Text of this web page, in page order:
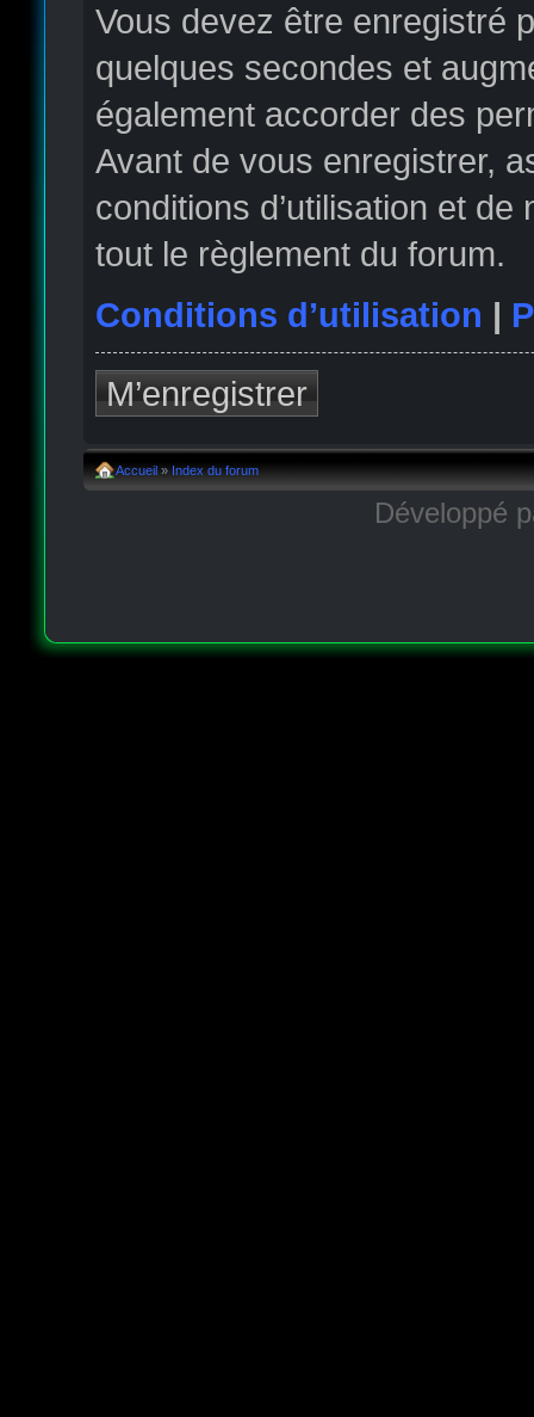
Vous devez être enregistré
quelques secondes et
également accorder des
Avant de vous enregistrer,
conditions d’utilisation et
tout le règlement du forum.
Conditions d’utilisation |
M’enregistrer
Accueil » Index du forum
Développé